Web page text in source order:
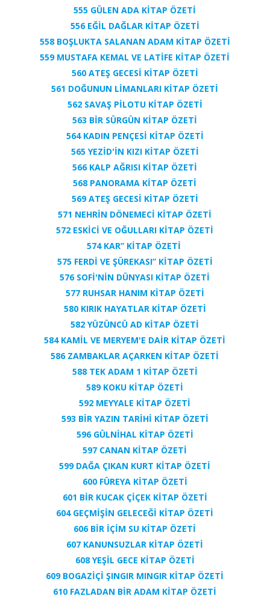
555 GÜLEN ADA KİTAP ÖZETİ
556 EĞİL DAĞLAR KİTAP ÖZETİ
558 BOŞLUKTA SALANAN ADAM KİTAP ÖZETİ
559 MUSTAFA KEMAL VE LATİFE KİTAP ÖZETİ
560 ATEŞ GECESİ KİTAP ÖZETİ
561 DOĞUNUN LİMANLARI KİTAP ÖZETİ
562 SAVAŞ PİLOTU KİTAP ÖZETİ
563 BİR SÜRGÜN KİTAP ÖZETİ
564 KADIN PENÇESİ KİTAP ÖZETİ
565 YEZİD'İN KIZI KİTAP ÖZETİ
566 KALP AĞRISI KİTAP ÖZETİ
568 PANORAMA KİTAP ÖZETİ
569 ATEŞ GECESİ KİTAP ÖZETİ
571 NEHRİN DÖNEMECİ KİTAP ÖZETİ
572 ESKİCİ VE OĞULLARI KİTAP ÖZETİ
574 KAR” KİTAP ÖZETİ
575 FERDİ VE ŞÜREKASI” KİTAP ÖZETİ
576 SOFİ'NİN DÜNYASI KİTAP ÖZETİ
577 RUHSAR HANIM KİTAP ÖZETİ
580 KIRIK HAYATLAR KİTAP ÖZETİ
582 YÜZÜNCÜ AD KİTAP ÖZETİ
584 KAMİL VE MERYEM'E DAİR KİTAP ÖZETİ
586 ZAMBAKLAR AÇARKEN KİTAP ÖZETİ
588 TEK ADAM 1 KİTAP ÖZETİ
589 KOKU KİTAP ÖZETİ
592 MEYYALE KİTAP ÖZETİ
593 BİR YAZIN TARİHİ KİTAP ÖZETİ
596 GÜLNİHAL KİTAP ÖZETİ
597 CANAN KİTAP ÖZETİ
599 DAĞA ÇIKAN KURT KİTAP ÖZETİ
600 FÜREYA KİTAP ÖZETİ
601 BİR KUCAK ÇİÇEK KİTAP ÖZETİ
604 GEÇMİŞİN GELECEĞİ KİTAP ÖZETİ
606 BİR İÇİM SU KİTAP ÖZETİ
607 KANUNSUZLAR KİTAP ÖZETİ
608 YEŞİL GECE KİTAP ÖZETİ
609 BOGAZİÇİ ŞINGIR MINGIR KİTAP ÖZETİ
610 FAZLADAN BİR ADAM KİTAP ÖZETİ